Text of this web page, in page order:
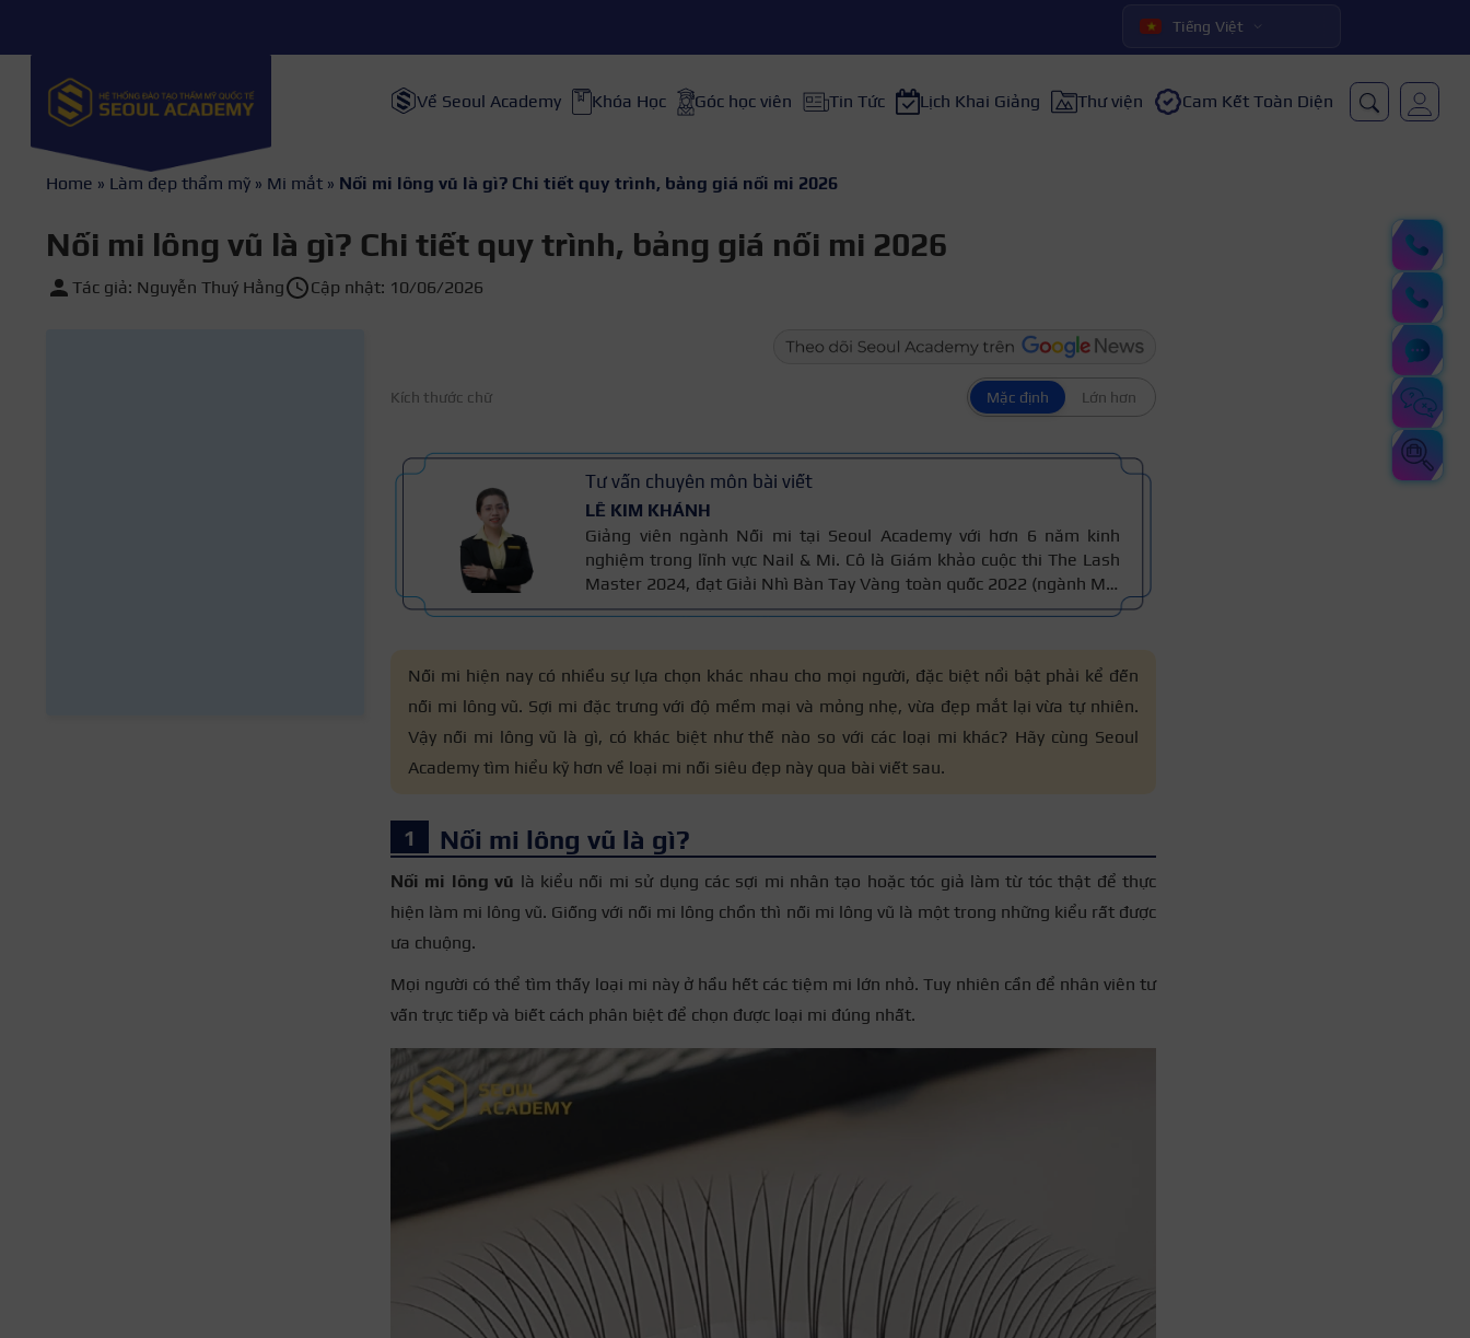
Tiếng Việt
Về Seoul Academy Khóa Học Góc học viên Tin Tức Lịch Khai Giảng Thư viện Cam Kết Toàn Diện
Home » Làm đẹp thẩm mỹ » Mi mắt » Nối mi lông vũ là gì? Chi tiết quy trình, bảng giá nối mi 2026
Nối mi lông vũ là gì? Chi tiết quy trình, bảng giá nối mi 2026
Tác giả: Nguyễn Thuý Hằng Cập nhật: 10/06/2026
Kích thước chữ Mặc định Lớn hơn
Tư vấn chuyên môn bài viết
LÊ KIM KHÁNH
Giảng viên ngành Nối mi tại Seoul Academy với hơn 6 năm kinh
nghiệm trong lĩnh vực Nail & Mi. Cô là Giám khảo cuộc thi The Lash
Master 2024, đạt Giải Nhì Bàn Tay Vàng toàn quốc 2022 (ngành Mi).
Thông tin được kiểm chứng qua kinh nghiệm đào tạo và tiêu chuẩn
Nối mi hiện nay có nhiều sự lựa chọn khác nhau cho mọi người, đặc biệt nổi bật phải kể đến
nối mi lông vũ. Sợi mi đặc trưng với độ mềm mại và mỏng nhẹ, vừa đẹp mắt lại vừa tự nhiên.
Vậy nối mi lông vũ là gì, có khác biệt như thế nào so với các loại mi khác? Hãy cùng Seoul
Academy tìm hiểu kỹ hơn về loại mi nối siêu đẹp này qua bài viết sau.
Nối mi lông vũ là gì?
Nối mi lông vũ là kiểu nối mi sử dụng các sợi mi nhân tạo hoặc tóc giả làm từ tóc thật để thực
hiện làm mi lông vũ. Giống với nối mi lông chồn thì nối mi lông vũ là một trong những kiểu rất được
ưa chuộng.
Mọi người có thể tìm thấy loại mi này ở hầu hết các tiệm mi lớn nhỏ. Tuy nhiên cần để nhân viên tư
vấn trực tiếp và biết cách phân biệt để chọn được loại mi đúng nhất.